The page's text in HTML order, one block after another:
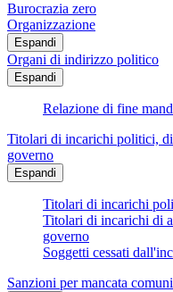
Burocrazia zero
Organizzazione
Espandi
Organi di indirizzo politico
Espandi
Relazione di fine
Titolari di incarichi politici,
governo
Espandi
Titolari di incarichi
Titolari di incarichi di
governo
Soggetti cessati
Sanzioni per mancata